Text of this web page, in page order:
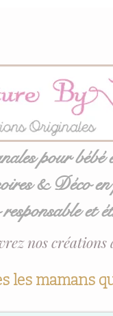
pour bébé
& Déco en
et
les mamans
nos créations